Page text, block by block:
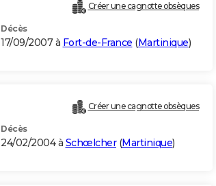
Créer une cagnotte obsèques
Décès
17/09/2007 à Fort-de-France (Martinique)
Créer une cagnotte obsèques
Décès
24/02/2004 à Schœlcher(Martinique)